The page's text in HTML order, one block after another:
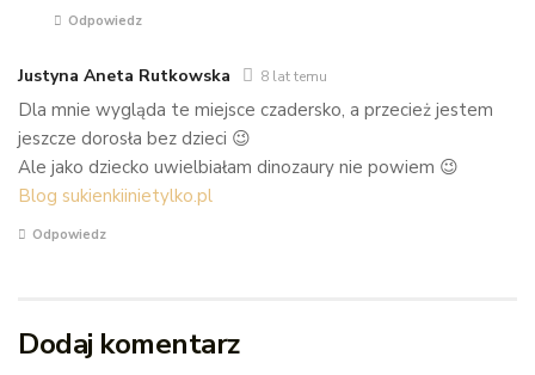
Odpowiedz
Justyna Aneta Rutkowska 8 lat temu
Dla mnie wygląda te miejsce czadersko, a przecież jestem
jeszcze dorosła bez dzieci 😉
Ale jako dziecko uwielbiałam dinozaury nie powiem 😉
Blog sukienkiinietylko.pl
Odpowiedz
Dodaj komentarz